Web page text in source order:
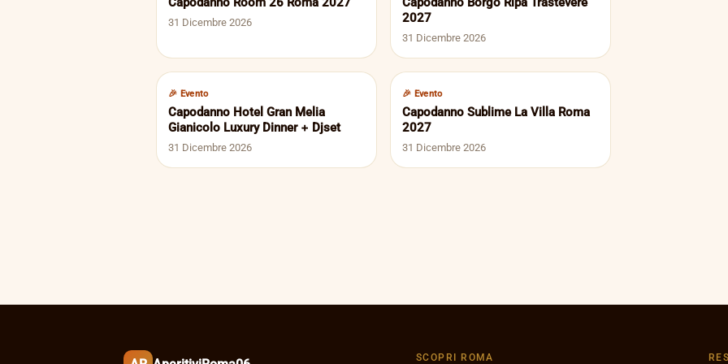
31 Dicembre 2026
2027
31 Dicembre 2026
🎉 Evento
Capodanno Hotel Gran Melia
Gianicolo Luxury Dinner + Djset
31 Dicembre 2026
🎉 Evento
Capodanno Sublime La Villa Roma
2027
31 Dicembre 2026
SCOPRI ROMA